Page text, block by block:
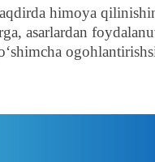
himoya
asarlardan